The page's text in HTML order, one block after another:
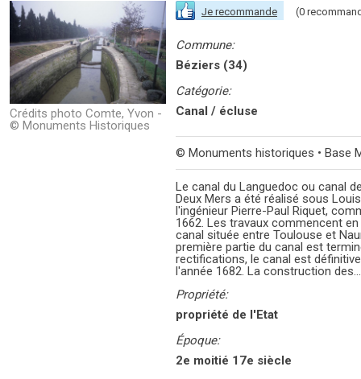
Crédits photo Comte, Yvon -
© Monuments Historiques
Je recommande (0
Commune:
Béziers (34)
Catégorie:
Canal / écluse
© Monuments historiques • Base
Le canal du Languedoc ou canal
Deux Mers a été réalisé sous
l'ingénieur Pierre-Paul Riquet,
1662. Les travaux commencent
canal située entre Toulouse et
première partie du canal est
rectifications, le canal est
l'année 1682. La construction
Propriété:
propriété de l'Etat
Époque:
2e moitié 17e siècle